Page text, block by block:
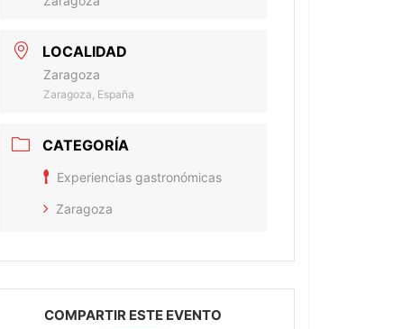
LOCALIDAD
Zaragoza
Zaragoza, España
CATEGORÍA
Experiencias gastronómicas
Zaragoza
COMPARTIR ESTE EVENTO